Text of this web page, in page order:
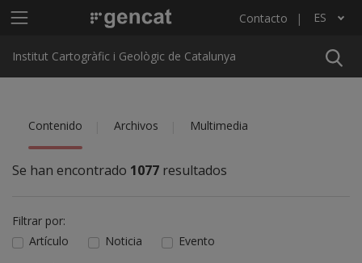
Menú principal ICGC Contacto ES
Lista adicional de acciones
Institut Cartogràfic i Geològic de Catalunya
Contenido Archivos Multimedia
Se han encontrado 1077 resultados
Filtrar por:
Artículo
Noticia
Evento